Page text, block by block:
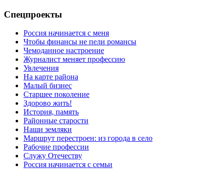
Спецпроекты
Россия начинается с меня
Чтобы финансы не пели романсы
Чемоданное настроение
Журналист меняет профессию
Увлечения
На карте района
Малый бизнес
Старшее поколение
Здорово жить!
История, память
Районные старости
Наши земляки
Маршрут перестроен: из города в село
Рабочие профессии
Служу Отечеству
Россия начинается с семьи